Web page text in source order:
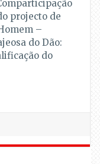
projecto de
–
do Dão:
do